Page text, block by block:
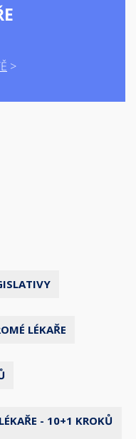
LÉKAŘE
- 10+1 KROKŮ